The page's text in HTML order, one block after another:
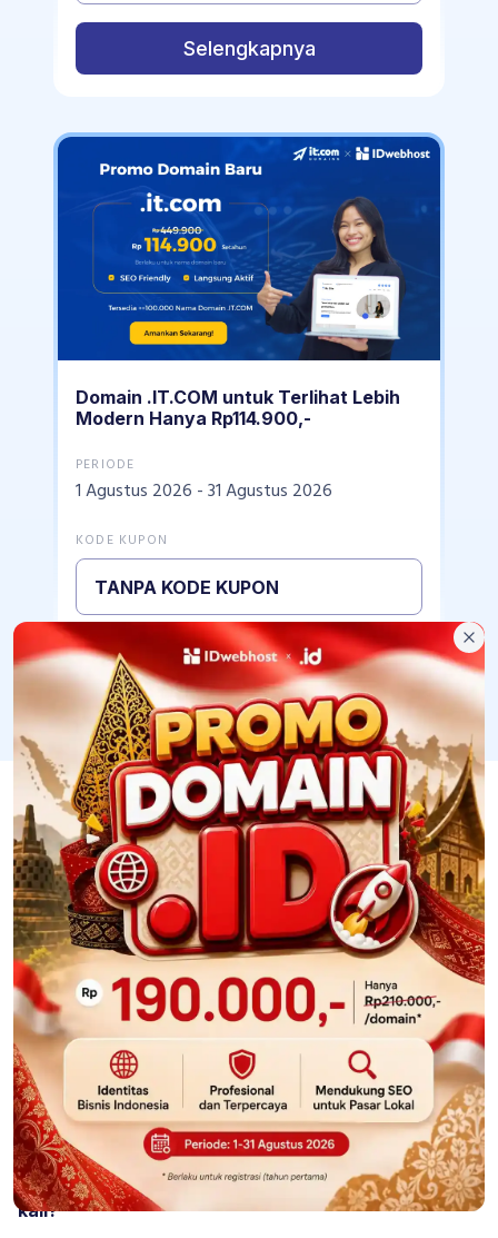
Selengkapnya
Domain .IT.COM untuk Terlihat Lebih
Modern Hanya Rp114.900,-
PERIODE
1 Agustus 2026 - 31 Agustus 2026
KODE KUPON
TANPA KODE KUPON
Selengkapnya
FAQ
Pertanyaan yang sering diajukan oleh pelanggan IDwebhost
Bagaimana cara mendapatkan promo domain
murah?
Apa syarat untuk mendapatkan promo hosting?
Apakah kode promo bisa digunakan berulang
kali?